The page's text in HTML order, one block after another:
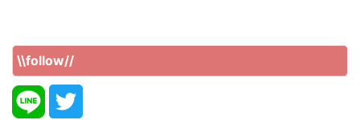
\\follow//